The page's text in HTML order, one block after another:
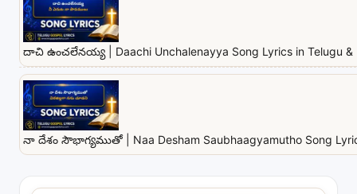
దాచి ఉంచలేనయ్య | Daachi Unchalenayya Song Lyrics in Telugu &
నా దేశం సౌభాగ్యముతో | Naa Desham Saubhaagyamutho Song